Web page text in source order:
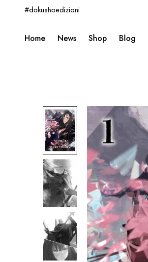
#dokushoedizioni
Home News Shop Blog